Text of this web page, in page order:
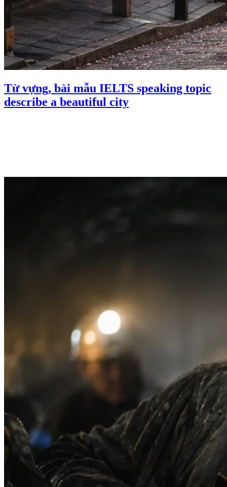
Từ vựng, bài mẫu IELTS speaking topic
describe a beautiful city